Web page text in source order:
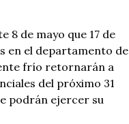
8 de mayo que 17 de
en el departamento de
frío retornarán a
del próximo 31
podrán ejercer su